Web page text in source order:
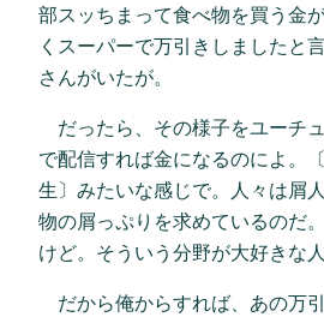
部スッちまって食べ物を買う金
くスーパーで万引きしましたと
さんがいたが。
だったら、その様子をユーチ
で配信すれば金になるのによ。
生〕みたいな感じで。人々は屑
物の屑っぷりを求めているのだ
けど。そういう分野が大好きな
だから俺からすれば、あの万